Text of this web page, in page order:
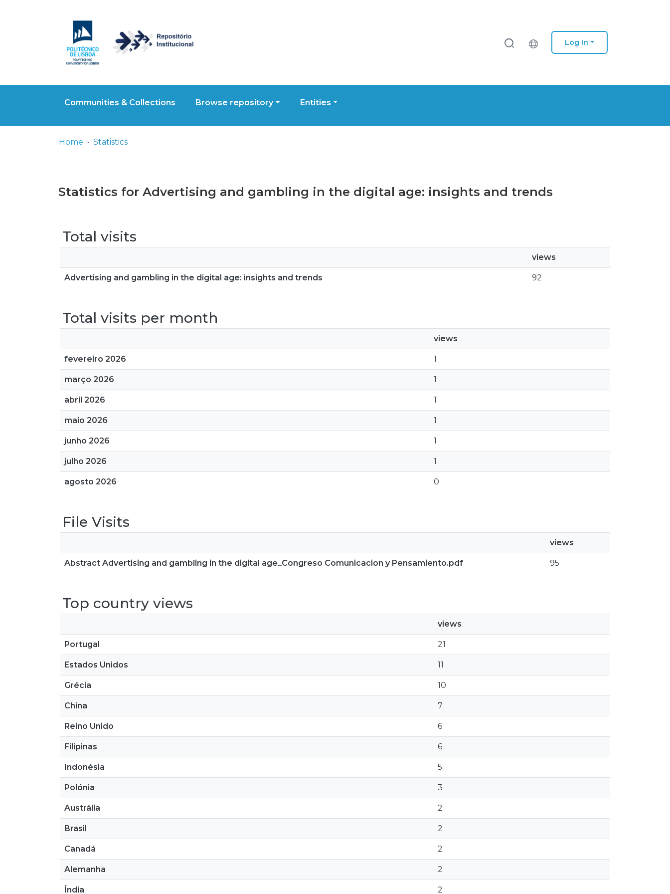
Log In
Communities & Collections Browse repository Entities
Home Statistics
Statistics for Advertising and gambling in the digital age: insights and trends
Total visits
views
Advertising and gambling in the digital age: insights and trends 92
Total visits per month
views
fevereiro 2026 1
março 2026 1
abril 2026 1
maio 2026 1
junho 2026 1
julho 2026 1
agosto 2026 0
File Visits
views
Abstract Advertising and gambling in the digital age_Congreso Comunicacion y Pensamiento.pdf 95
Top country views
views
Portugal 21
Estados Unidos 11
Grécia 10
China 7
Reino Unido 6
Filipinas 6
Indonésia 5
Polónia 3
Austrália 2
Brasil 2
Canadá 2
Alemanha 2
Índia 2